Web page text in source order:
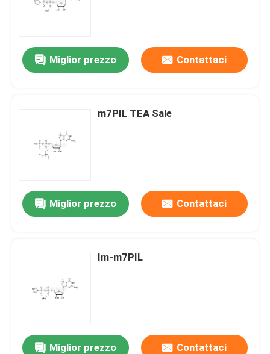
Miglior prezzo Contattaci
m7PIL TEA Sale
Miglior prezzo Contattaci
Im-m7PIL
Miglior prezzo Contattaci